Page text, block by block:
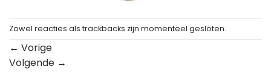
Zowel reacties als trackbacks zijn momenteel gesloten.
← Vorige
Volgende →